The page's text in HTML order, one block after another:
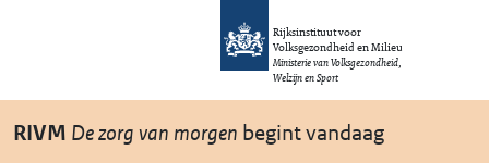
Overslaan en naar de inhoud gaan
Rijksinstituut voor
Volksgezondheid en Milieu
Ministerie van Volksgezondheid,
Welzijn en Sport
RIVM De zorg van morgen begint vandaag